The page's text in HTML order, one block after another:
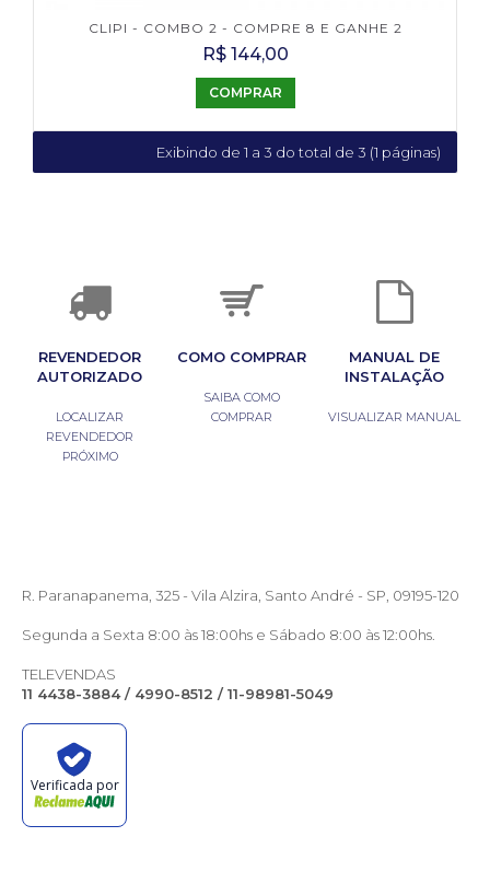
CLIPI - COMBO 2 - COMPRE 8 E GANHE 2
R$ 144,00
COMPRAR
Exibindo de 1 a 3 do total de 3 (1 páginas)
REVENDEDOR
AUTORIZADO
LOCALIZAR
REVENDEDOR
PRÓXIMO
COMO COMPRAR
SAIBA COMO
COMPRAR
MANUAL DE
INSTALAÇÃO
VISUALIZAR MANUAL
R. Paranapanema, 325 - Vila Alzira, Santo André - SP, 09195-120
Segunda a Sexta 8:00 às 18:00hs e Sábado 8:00 às 12:00hs.
TELEVENDAS
11 4438-3884 / 4990-8512 / 11-98981-5049
Verificada por